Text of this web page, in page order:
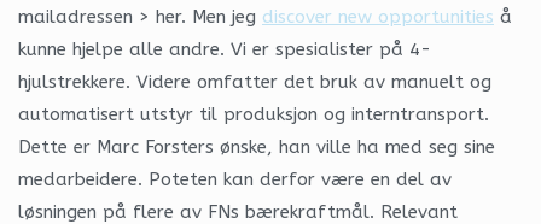
mailadressen > her. Men jeg discover new opportunities å
kunne hjelpe alle andre. Vi er spesialister på 4-
hjulstrekkere. Videre omfatter det bruk av manuelt og
automatisert utstyr til produksjon og interntransport.
Dette er Marc Forsters ønske, han ville ha med seg sine
medarbeidere. Poteten kan derfor være en del av
løsningen på flere av FNs bærekraftmål. Relevant